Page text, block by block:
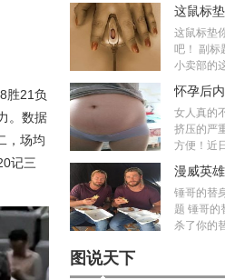
胜21负
。数据
，场均
记三
这鼠标
这鼠标垫
吧！ 副标
小卖部的
怀孕后
女人真的
挤压的严
方便！近
漫威英
锤哥的替
题 锤哥的
杀了你的
图说天下